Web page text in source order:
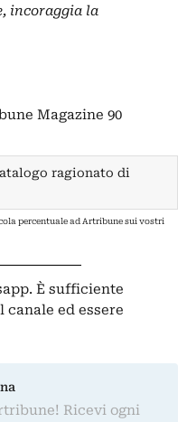
incoraggia la
Magazine 90
ragionato di
percentuale ad Artribune sui vostri
È sufficiente
ed essere
Ricevi ogni